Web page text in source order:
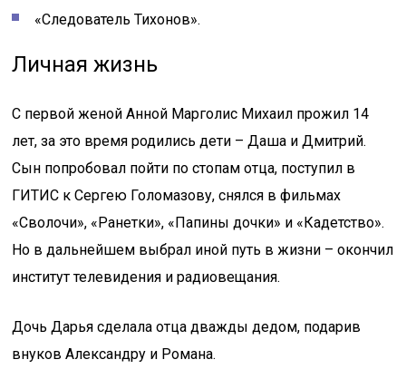
«Следователь Тихонов».
Личная жизнь
С первой женой Анной Марголис Михаил прожил 14
лет, за это время родились дети – Даша и Дмитрий.
Сын попробовал пойти по стопам отца, поступил в
ГИТИС к Сергею Голомазову, снялся в фильмах
«Сволочи», «Ранетки», «Папины дочки» и «Кадетство».
Но в дальнейшем выбрал иной путь в жизни – окончил
институт телевидения и радиовещания.
Дочь Дарья сделала отца дважды дедом, подарив
внуков Александру и Романа.